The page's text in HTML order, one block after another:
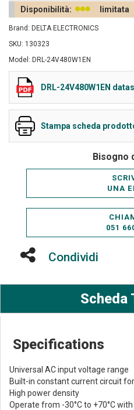
Disponibilità: limitata
Brand: DELTA ELECTRONICS
SKU: 130323
Model: DRL-24V480W1EN
DRL-24V480W1EN
Stampa scheda
Bisogno
UNA
051
Condividi
Scheda
Specifications
Universal AC input voltage range
Built-in constant current circuit
High power density
Operate from -30°C to +70°C